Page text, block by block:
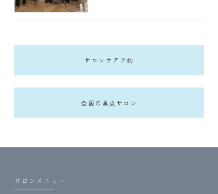
サロンケア予約
全国の美点サロン
サロンメニュー